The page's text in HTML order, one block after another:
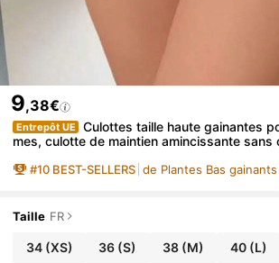
9,38€
Entrepôt UE
Culottes taille haute gainantes
mes, culotte de maintien amincissante sans
#10 BEST-SELLERS de Plantes Bas
Taille FR
34(XS) 36 (S) 38(M) 40(L)